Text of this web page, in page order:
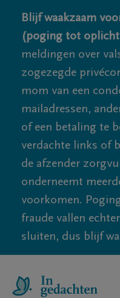
Blijf waakzaam
(poging tot
meldingen over
zogezegde
mom van een
mailadressen,
of een betaling te
verdachte links of
de afzender
onderneemt
voorkomen.
fraude vallen
sluiten, dus blijf